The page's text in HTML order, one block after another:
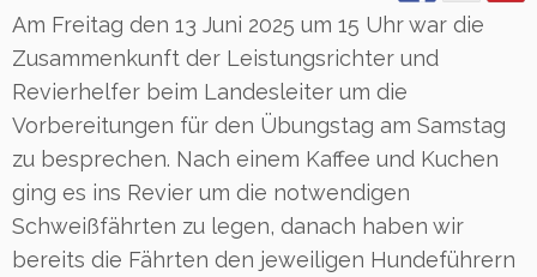
Am Freitag den 13 Juni 2025 um 15 Uhr war die
Zusammenkunft der Leistungsrichter und
Revierhelfer beim Landesleiter um die
Vorbereitungen für den Übungstag am Samstag
zu besprechen. Nach einem Kaffee und Kuchen
ging es ins Revier um die notwendigen
Schweißfährten zu legen, danach haben wir
bereits die Fährten den jeweiligen Hundeführern